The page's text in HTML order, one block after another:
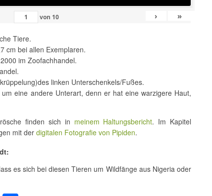
von 10 › »
Tiere.
cm bei allen Exemplaren.
im Zoofachhandel.
linken Unterschenkels/Fußes.
eine andere Unterart, denn er hat eine warzigere Haut,
finden sich in meinem Haltungsbericht. Im Kapitel
mit der digitalen Fotografie von Pipiden.
es sich bei diesen Tieren um Wildfänge aus Nigeria oder